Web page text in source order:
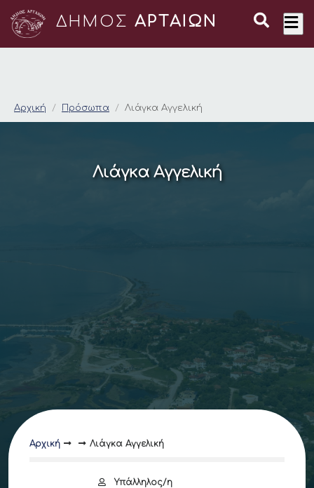
ΔΗΜΟΣ ΑΡΤΑΙΩΝ
Λιάγκα Αγγελική
Αρχική Πρόσωπα Λιάγκα Αγγελική
Λιάγκα Αγγελική
Αρχική Λιάγκα Αγγελική
Υπάλληλος/η